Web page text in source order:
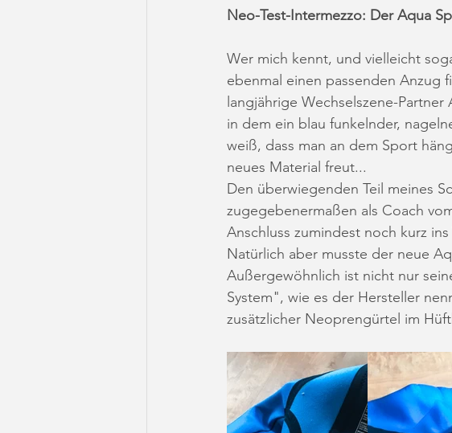
Neo-Test-Intermezzo: Der Aqua
Wer mich kennt, und vielleicht
ebenmal einen passenden Anzug
langjährige Wechselszene-
in dem ein blau funkelnder,
weiß, dass man an dem Sport
neues Material freut...
Den überwiegenden Teil meines
zugegebenermaßen als Coach
Anschluss zumindest noch kurz ins
Natürlich aber musste der neue
Außergewöhnlich ist nicht nur
System", wie es der Hersteller
zusätzlicher Neoprengürtel im